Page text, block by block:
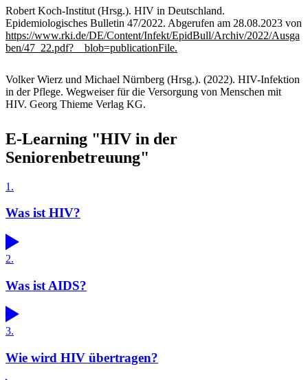
Robert Koch-Institut (Hrsg.). HIV in Deutschland.
Epidemiologisches Bulletin 47/2022. Abgerufen am 28.08.2023 von
https://www.rki.de/DE/Content/Infekt/EpidBull/Archiv/2022/Ausga
ben/47_22.pdf?__blob=publicationFile.
Volker Wierz und Michael Nürnberg (Hrsg.). (2022). HIV-Infektion
in der Pflege. Wegweiser für die Versorgung von Menschen mit
HIV. Georg Thieme Verlag KG.
E-Learning "HIV in der
Seniorenbetreuung"
1.
Was ist HIV?
2.
Was ist AIDS?
3.
Wie wird HIV übertragen?